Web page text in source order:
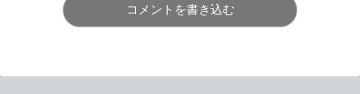
コメントを書き込む